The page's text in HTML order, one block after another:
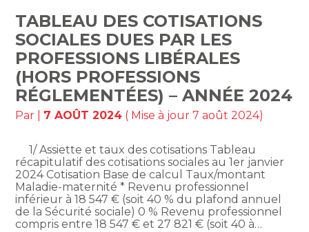
TABLEAU DES COTISATIONS
SOCIALES DUES PAR LES
PROFESSIONS LIBÉRALES
(HORS PROFESSIONS
RÉGLEMENTÉES) – ANNÉE 2024
Par 7 AOÛT 2024 ( Mise à jour 7 août 2024)
1/ Assiette et taux des cotisations Tableau
récapitulatif des cotisations sociales au 1er janvier
2024 Cotisation Base de calcul Taux/montant
Maladie-maternité * Revenu professionnel
inférieur à 18 547 € (soit 40 % du plafond annuel
de la Sécurité sociale) 0 % Revenu professionnel
compris entre 18 547 € et 27 821 € (soit 40 à…